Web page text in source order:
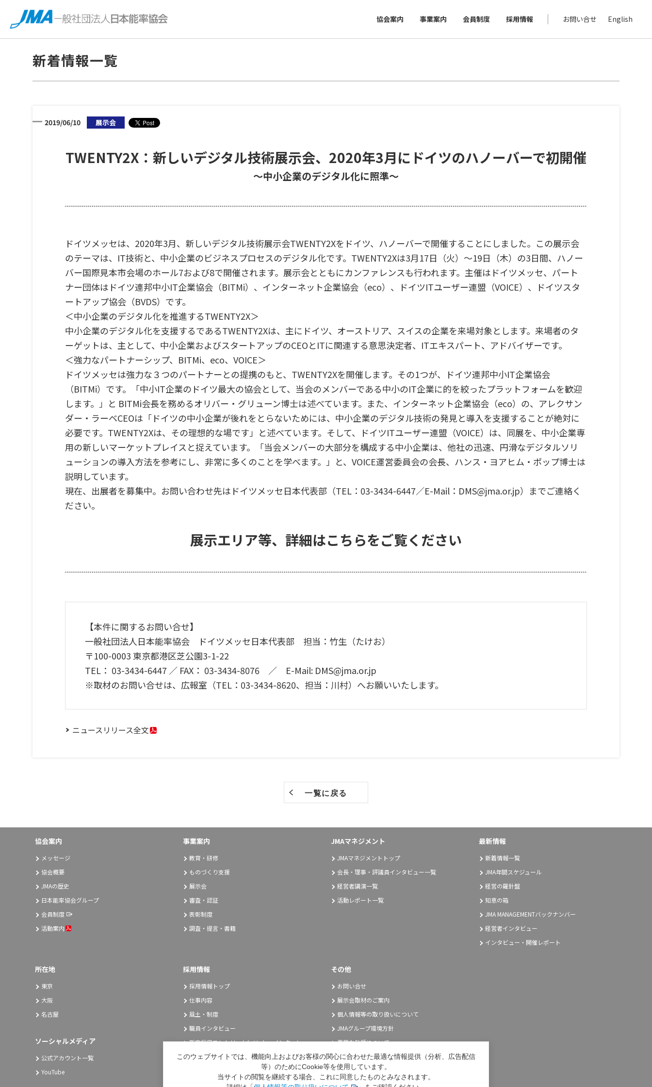
このウェブサイトでは、機能向上およびお客様の関心に合わせた最適な情報提供（分析、広告配信
等）のためにCookie等を使用しています。
当サイトの閲覧を継続する場合、これに同意したものとみなされます。
協会案内 事業案内 会員制度 採用情報 お問い合せ English
新着情報一覧
TWENTY2X：新しいデジタル技術展示会、2020年3月にドイツのハノーバーで初開催
～中小企業のデジタル化に照準～
2019/06/10 展示会
ドイツメッセは、2020年3月、新しいデジタル技術展示会TWENTY2Xをドイツ、ハノーバーで開催することにしました。この展示会
のテーマは、IT技術と、中小企業のビジネスプロセスのデジタル化です。TWENTY2Xは3月17日（火）～19日（木）の3日間、ハノー
バー国際見本市会場のホール7および8で開催されます。展示会とともにカンファレンスも行われます。主催はドイツメッセ、パート
ナー団体はドイツ連邦中小IT企業協会（BITMi）、インターネット企業協会（eco）、ドイツITユーザー連盟（VOICE）、ドイツスタ
ートアップ協会（BVDS）です。
＜中小企業のデジタル化を推進するTWENTY2X＞
中小企業のデジタル化を支援するであるTWENTY2Xは、主にドイツ、オーストリア、スイスの企業を来場対象とします。来場者のタ
ーゲットは、主として、中小企業およびスタートアップのCEOとITに関連する意思決定者、ITエキスパート、アドバイザーです。
＜強力なパートナーシップ、BITMi、eco、VOICE＞
ドイツメッセは強力な３つのパートナーとの提携のもと、TWENTY2Xを開催します。その1つが、ドイツ連邦中小IT企業協会
（BITMi）です。「中小IT企業のドイツ最大の協会として、当会のメンバーである中小のIT企業に的を絞ったプラットフォームを歓迎
します。」と BITMi会長を務めるオリバー・グリューン博士は述べています。また、インターネット企業協会（eco）の、アレクサン
ダー・ラーベCEOは「ドイツの中小企業が後れをとらないためには、中小企業のデジタル技術の発見と導入を支援することが絶対に
必要です。TWENTY2Xは、その理想的な場です」と述べています。そして、ドイツITユーザー連盟（VOICE）は、同展を、中小企業専
用の新しいマーケットプレイスと捉えています。「当会メンバーの大部分を構成する中小企業は、他社の迅速、円滑なデジタルソリ
ューションの導入方法を参考にし、非常に多くのことを学べます。」と、VOICE運営委員会の会長、ハンス・ヨアヒム・ポップ博士は
説明しています。
現在、出展者を募集中。お問い合わせ先はドイツメッセ日本代表部（TEL：03-3434-6447／E-Mail：DMS@jma.or.jp）までご連絡く
ださい。
展示エリア等、詳細はこちらをご覧ください
【本件に関するお問い合せ】
一般社団法人日本能率協会 ドイツメッセ日本代表部 担当：竹生（たけお）
〒100-0003 東京都港区芝公園3-1-22
TEL： 03-3434-6447 ／ FAX： 03-3434-8076 ／ E-Mail: DMS@jma.or.jp
※取材のお問い合せは、広報室（TEL：03-3434-8620、担当：川村）へお願いいたします。
ニュースリリース全文
一覧に戻る
協会案内
メッセージ
協会概要
JMAの歴史
日本能率協会グループ
会員制度
活動案内
事業案内
教育・研修
ものづくり支援
展示会
審査・認証
表彰制度
調査・提言・書籍
JMAマネジメント
JMAマネジメントトップ
会長・理事・評議員インタビュー一覧
経営者講演一覧
活動レポート一覧
最新情報
新着情報一覧
JMA年間スケジュール
経営の羅針盤
知恵の箱
JMA MANAGEMENTバックナンバー
経営者インタビュー
インタビュー・開催レポート
所在地
東京
大阪
名古屋
ソーシャルメディア
公式アカウント一覧
YouTube
採用情報
採用情報トップ
仕事内容
風土・制度
職員インタビュー
新卒採用エントリー/イベント・インターン
キャリア採用エントリー
その他
お問い合せ
展示会取材のご案内
個人情報等の取り扱いについて
JMAグループ環境方針
悪質な勧誘について